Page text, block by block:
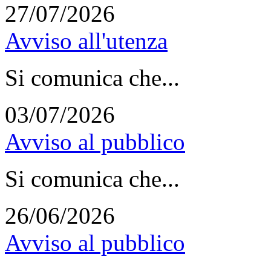
27/07/2026
Avviso all'utenza
Si comunica che...
03/07/2026
Avviso al pubblico
Si comunica che...
26/06/2026
Avviso al pubblico